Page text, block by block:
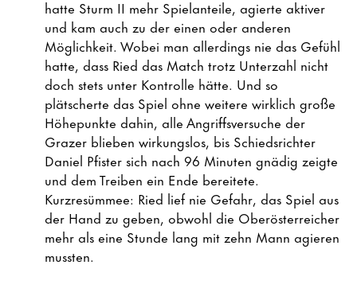
hatte Sturm II mehr Spielanteile, agierte aktiver
und kam auch zu der einen oder anderen
Möglichkeit. Wobei man allerdings nie das Gefühl
hatte, dass Ried das Match trotz Unterzahl nicht
doch stets unter Kontrolle hätte. Und so
plätscherte das Spiel ohne weitere wirklich große
Höhepunkte dahin, alle Angriffsversuche der
Grazer blieben wirkungslos, bis Schiedsrichter
Daniel Pfister sich nach 96 Minuten gnädig zeigte
und dem Treiben ein Ende bereitete.
Kurzresümmee: Ried lief nie Gefahr, das Spiel aus
der Hand zu geben, obwohl die Oberösterreicher
mehr als eine Stunde lang mit zehn Mann agieren
mussten.